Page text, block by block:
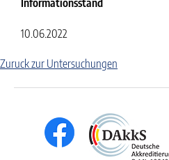
Informationsstand
10.06.2022
Zuruck zur Untersuchungen